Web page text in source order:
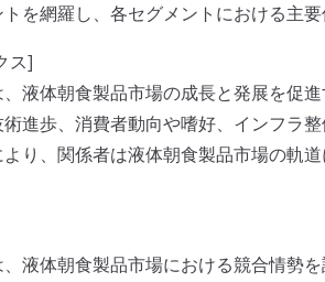
を網羅し、各セグメントにおける主
ス]
液体朝食製品市場の成長と発展を促
進歩、消費者動向や嗜好、インフラ
り、関係者は液体朝食製品市場の軌
液体朝食製品市場における競合情勢